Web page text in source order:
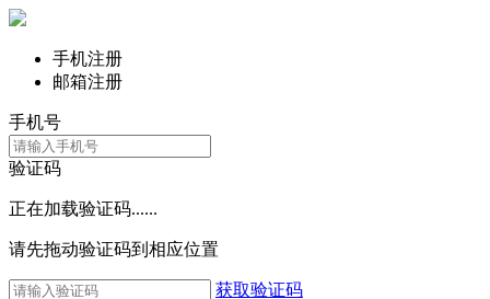
手机注册
邮箱注册
手机号
验证码
正在加载验证码......
请先拖动验证码到相应位置
获取验证码